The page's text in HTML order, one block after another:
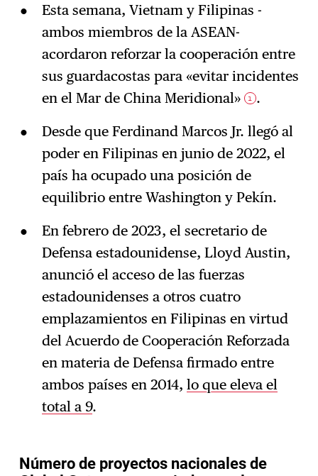
Esta semana, Vietnam y Filipinas -
ambos miembros de la ASEAN-
acordaron reforzar la cooperación entre
sus guardacostas para «evitar incidentes
en el Mar de China Meridional»
1 .
Desde que Ferdinand Marcos Jr. llegó al
poder en Filipinas en junio de 2022, el
país ha ocupado una posición de
equilibrio entre Washington y Pekín.
En febrero de 2023, el secretario de
Defensa estadounidense, Lloyd Austin,
anunció el acceso de las fuerzas
estadounidenses a otros cuatro
emplazamientos en Filipinas en virtud
del Acuerdo de Cooperación Reforzada
en materia de Defensa firmado entre
ambos países en 2014, lo que eleva el
total a 9.